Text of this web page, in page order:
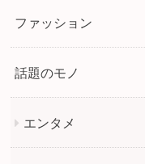
ファッション
話題のモノ
エンタメ